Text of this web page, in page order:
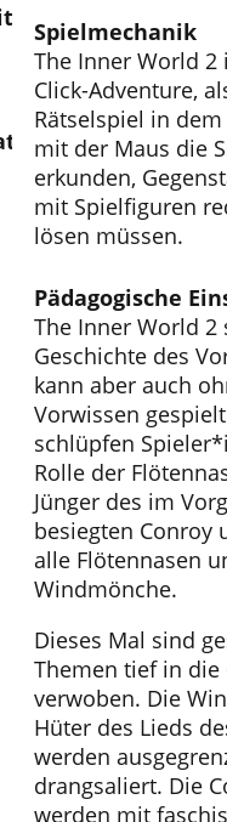
Aspekte
Spielmechanik
The Inner World 2
Click-Adventure,
Rätselspiel in
mit der Maus die
erkunden,
mit Spielfiguren
lösen müssen.
Pädagogische
The Inner World
Geschichte des
kann aber auch
Vorwissen
schlüpfen
Rolle der
Jünger des im
besiegten Conroy
alle Flötennasen
Windmönche.
Dieses Mal sind
Themen tief in die
verwoben. Die
Hüter des Lieds
werden
drangsaliert. Die
werden mit